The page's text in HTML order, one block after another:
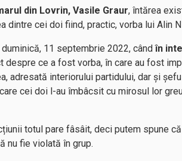
din Lovrin, Vasile Graur, întărea
dintre cei doi fiind, practic, vorba lui Alin
11 septembrie 2022, cândîn
despre ce a fost vorba, în care au fost
adresată interiorului partidului, dar și
cei doi l-au îmbâcsit cu mirosul lor
totul pare fâsâit, deci putem spune
nu fie violată în grup.